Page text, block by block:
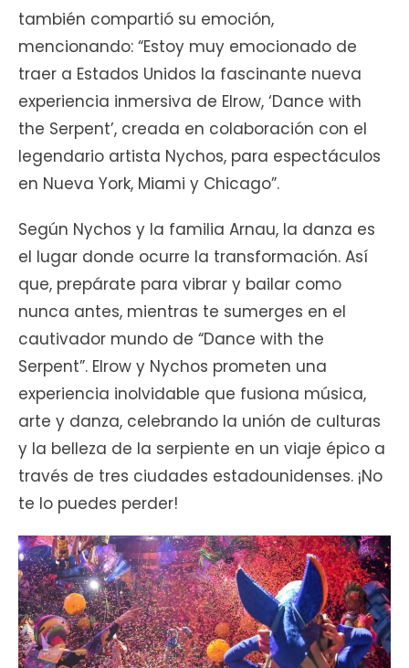
también compartió su emoción,
mencionando: “Estoy muy emocionado de
traer a Estados Unidos la fascinante nueva
experiencia inmersiva de Elrow, ‘Dance with
the Serpent’, creada en colaboración con el
legendario artista Nychos, para espectáculos
en Nueva York, Miami y Chicago”.
Según Nychos y la familia Arnau, la danza es
el lugar donde ocurre la transformación. Así
que, prepárate para vibrar y bailar como
nunca antes, mientras te sumerges en el
cautivador mundo de “Dance with the
Serpent”. Elrow y Nychos prometen una
experiencia inolvidable que fusiona música,
arte y danza, celebrando la unión de culturas
y la belleza de la serpiente en un viaje épico a
través de tres ciudades estadounidenses. ¡No
te lo puedes perder!